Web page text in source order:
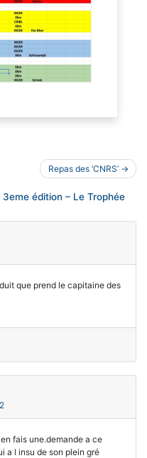
Repas des ‘CNRS’
édition – Le Trophée
que prend le capitaine des
fais une.demande a ce
a l insu de son plein gré